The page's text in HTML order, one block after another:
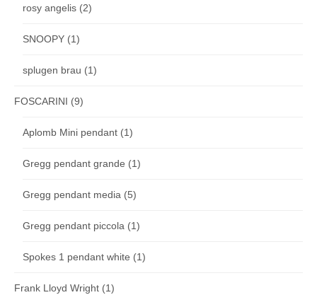
rosy angelis (2)
SNOOPY (1)
splugen brau (1)
FOSCARINI (9)
Aplomb Mini pendant (1)
Gregg pendant grande (1)
Gregg pendant media (5)
Gregg pendant piccola (1)
Spokes 1 pendant white (1)
Frank Lloyd Wright (1)